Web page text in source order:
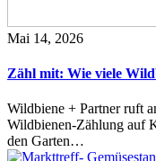
Mai 14, 2026
Zähl mit: Wie viele
Wildbiene + Partner ruft
Wildbienen-Zählung auf
den Garten…